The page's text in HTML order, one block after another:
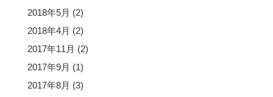
2018年5月 (2)
2018年4月 (2)
2017年11月 (2)
2017年9月 (1)
2017年8月 (3)